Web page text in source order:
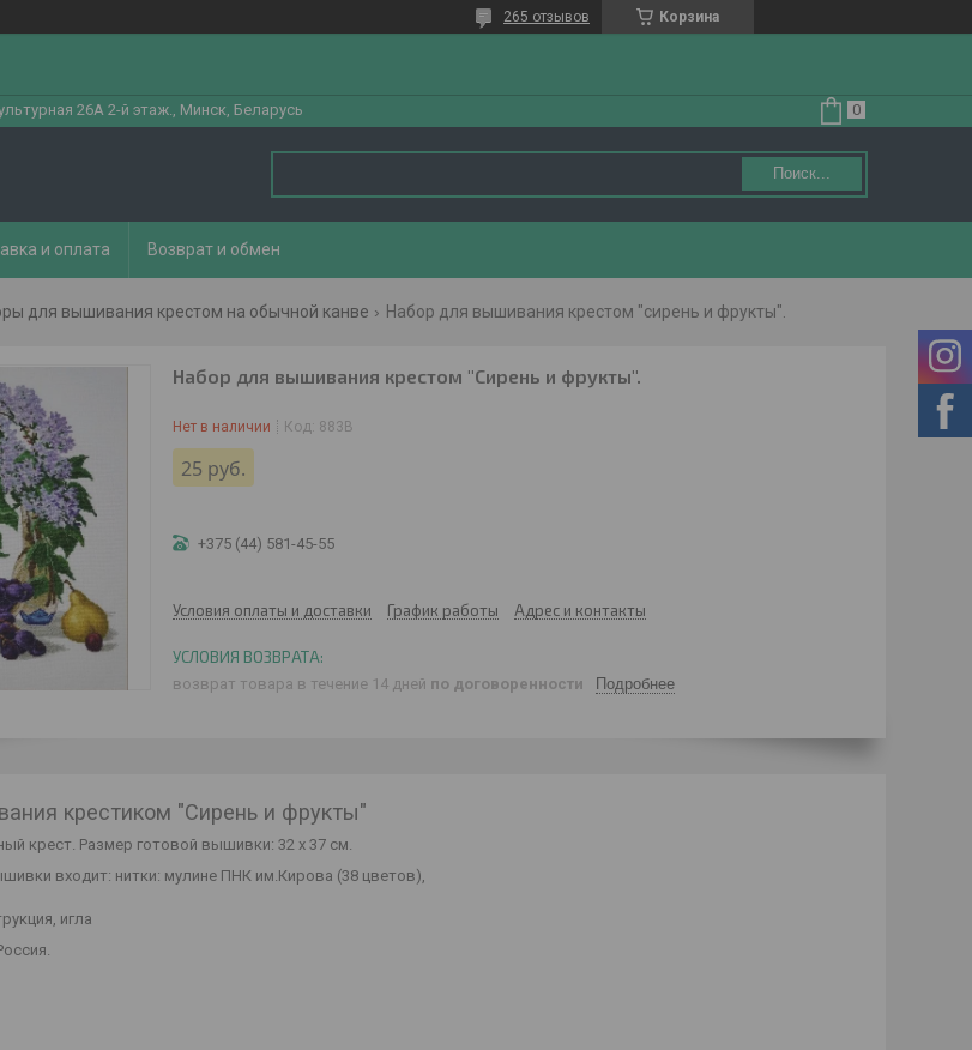
Корзина
265 отзывов
26А 2-й этаж., Минск, Беларусь
Поиск...
и оплата Возврат и обмен
для вышивания крестом на обычной канве Набор для вышивания крестом "сирень и фрукты".
Набор для вышивания крестом "Сирень и фрукты".
Нет в наличии Код: 883В
25 руб.
+375 (44) 581-45-55
Условия оплаты и доставки График работы Адрес и контакты
возврат товара в течение 14 дней по договоренности Подробнее
крестиком "Сирень и фрукты"
крест. Размер готовой вышивки: 32 х 37 см.
входит: нитки: мулине ПНК им.Кирова (38 цветов),
игла